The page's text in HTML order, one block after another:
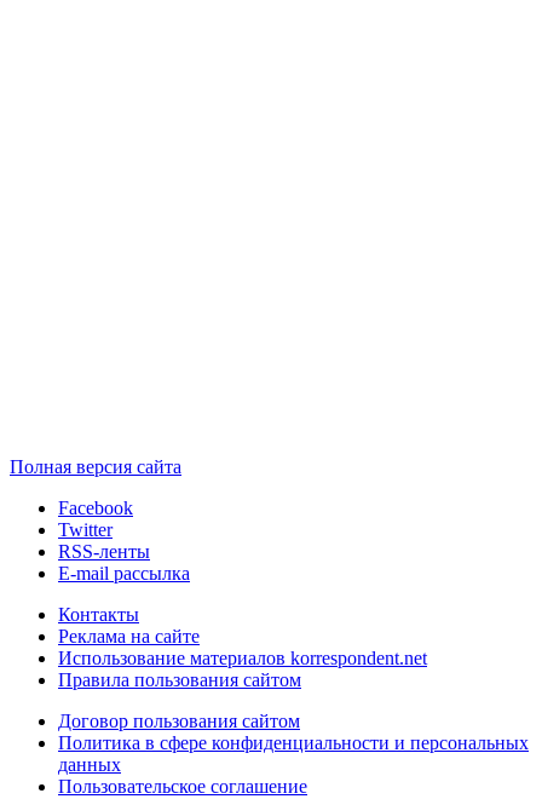
Полная версия сайта
Facebook
Twitter
RSS-ленты
E-mail рассылка
Контакты
Реклама на сайте
Использование материалов korrespondent.net
Правила пользования сайтом
Договор пользования сайтом
Политика в сфере конфиденциальности и персональных
данных
Пользовательское соглашение